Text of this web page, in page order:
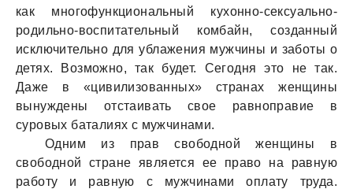
как многофункциональный кухонно-сексуально-
родильно-воспитательный комбайн, созданный
исключительно для ублажения мужчины и заботы о
детях. Возможно, так будет. Сегодня это не так.
Даже в «цивилизованных» странах женщины
вынуждены отстаивать свое равноправие в
суровых баталиях с мужчинами.
Одним из прав свободной женщины в
свободной стране является ее право на равную
работу и равную с мужчинами оплату труда.